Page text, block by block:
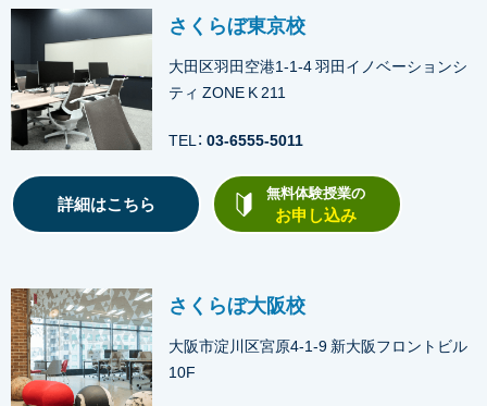
さくらぼ東京校
大田区羽田空港1-1-4 羽田イノベーションシ
ティ ZONE K 211
TEL： 03-6555-5011
詳細はこちら 無料体験授業の
お申し込み
さくらぼ大阪校
大阪市淀川区宮原4-1-9 新大阪フロントビル
10F